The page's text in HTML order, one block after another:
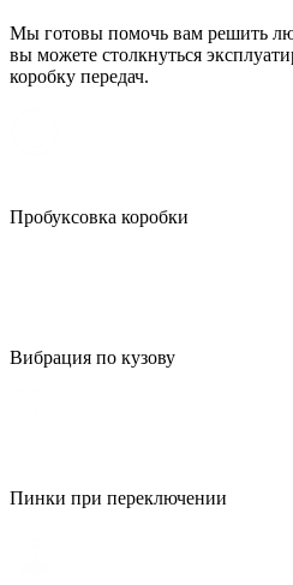
Мы готовы помочь вам решить
вы можете столкнуться
коробку передач.
Пробуксовка коробки
Вибрация по кузову
Пинки при переключении